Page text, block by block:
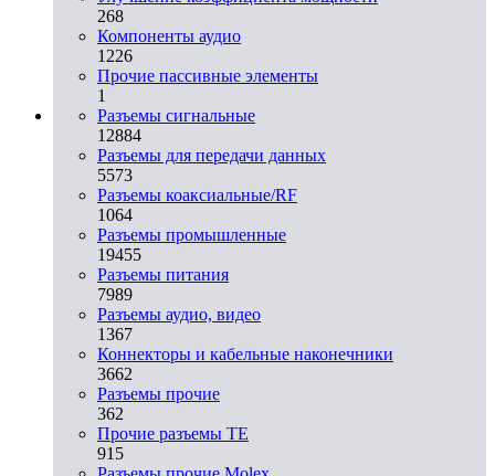
268
Компоненты аудио
1226
Прочие пассивные элементы
1
Разъeмы сигнальные
12884
Разъeмы для передачи данных
5573
Разъeмы коаксиальные/RF
1064
Разъeмы промышленные
19455
Разъeмы питания
7989
Разъeмы аудио, видео
1367
Коннекторы и кабельные наконечники
3662
Разъeмы прочие
362
Прочие разъемы TE
915